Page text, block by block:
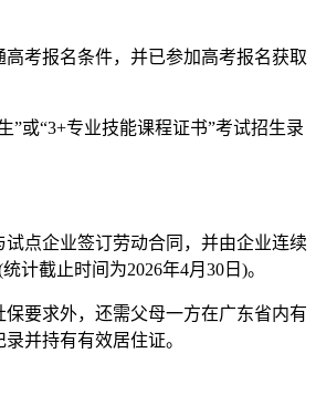
高考报名条件，并已参加高考报名获取
”或“3+专业技能课程证书”考试招生录
点企业签订劳动合同，并由企业连续
计截止时间为2026年4月30日)。
要求外，还需父母一方在广东省内有
并持有有效居住证。